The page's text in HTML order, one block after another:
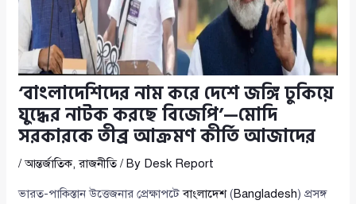
‘বাংলাদেশিদের নাম করে দেশে জঙ্গি ঢুকিয়ে
যুদ্ধের নাটক করছে বিজেপি’—মোদি
সরকারকে তীব্র আক্রমণ কীর্তি আজাদের
/আন্তর্জাতিক,রাজনীতি/ By Desk Report
ভারত-পাকিস্তান উত্তেজনার প্রেক্ষাপটেবাংলাদেশ(Bangladesh) প্রসঙ্গ